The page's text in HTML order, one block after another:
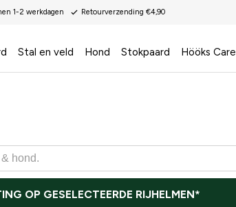
1-2 werkdagen Retourverzending €4,90
Stal en veld Hond Stokpaard Hööks Care
OP GESELECTEERDE RIJHELMEN*